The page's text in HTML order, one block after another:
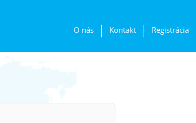
O nás Kontakt Registrácia